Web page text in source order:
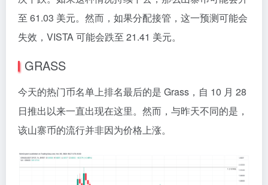
至 61.03 美元。然而，如果分配接管，这一预测可能会
失效，VISTA 可能会跌至 21.41 美元。
GRASS
今天的热门币名单上排名最后的是 Grass，自 10 月 28
日推出以来一直出现在这里。然而，与昨天不同的是，
该山寨币的流行并非因为价格上涨。